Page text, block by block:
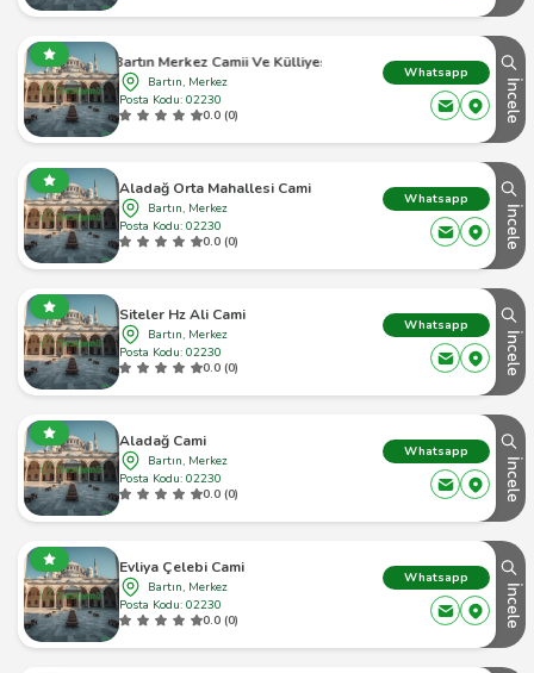
Bartın Merkez Camii Ve Külliyesi
Bartın, Merkez
Posta Kodu: 02230
0.0 (0)
Whatsapp
İncele
Aladağ Orta Mahallesi Cami
Bartın, Merkez
Posta Kodu: 02230
0.0 (0)
Whatsapp
İncele
Siteler Hz Ali Cami
Bartın, Merkez
Posta Kodu: 02230
0.0 (0)
Whatsapp
İncele
Aladağ Cami
Bartın, Merkez
Posta Kodu: 02230
0.0 (0)
Whatsapp
İncele
Evliya Çelebi Cami
Bartın, Merkez
Posta Kodu: 02230
0.0 (0)
Whatsapp
İncele